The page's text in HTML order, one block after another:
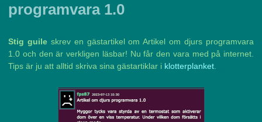
programvara 1.0
Stig guileskrev en gästartikel om Artikel om djurs programvara
1.0 och den är verkligen läsbar! Nu får den vara med på internet.
Tips är ju att alltid skriva sina gästartiklar i klotterplanket